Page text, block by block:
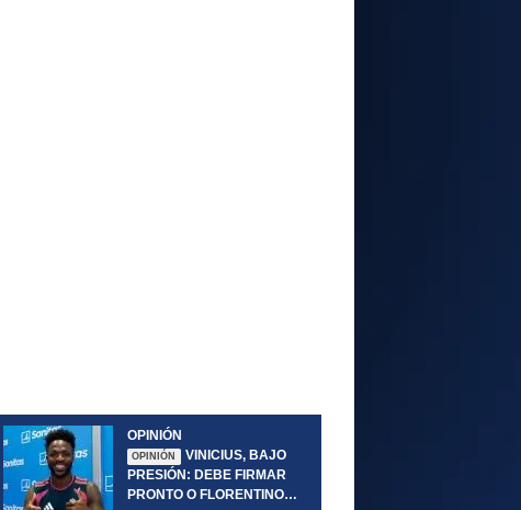
OPINIÓN
OPINIÓN
VINICIUS, BAJO
PRESIÓN: DEBE FIRMAR
PRONTO O FLORENTINO